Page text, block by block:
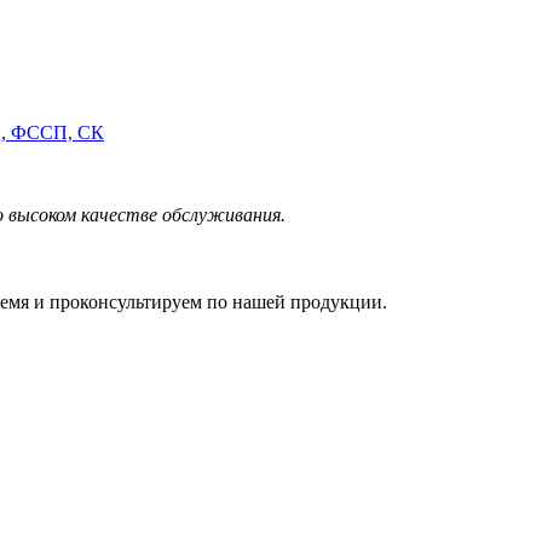
ФССП, СК
качестве обслуживания.
и проконсультируем по нашей продукции.